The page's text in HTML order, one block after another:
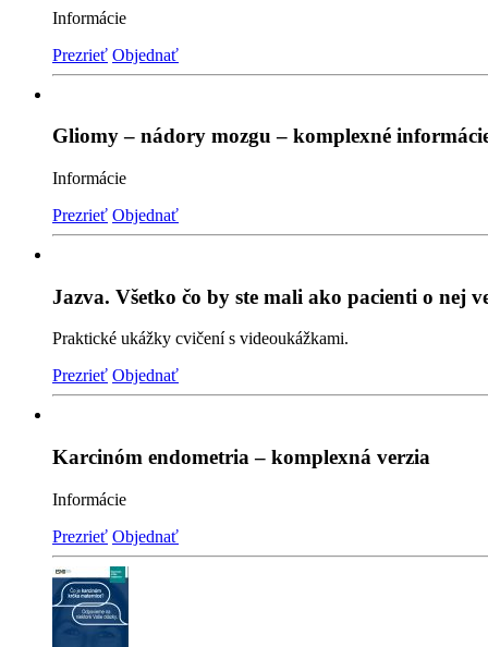
Informácie
Prezrieť Objednať
Gliomy – nádory mozgu – komplexné
Informácie
Prezrieť Objednať
Jazva. Všetko čo by ste mali ako pacienti o nej
Praktické ukážky cvičení s videoukážkami.
Prezrieť Objednať
Karcinóm endometria – komplexná verzia
Informácie
Prezrieť Objednať